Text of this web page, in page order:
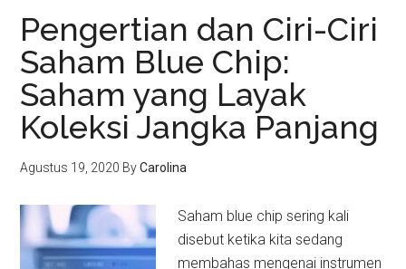
Pengertian dan Ciri-Ciri
Saham Blue Chip:
Saham yang Layak
Koleksi Jangka Panjang
Agustus 19, 2020 ByCarolina
Saham blue chip sering kali
disebut ketika kita sedang
membahas mengenai instrumen